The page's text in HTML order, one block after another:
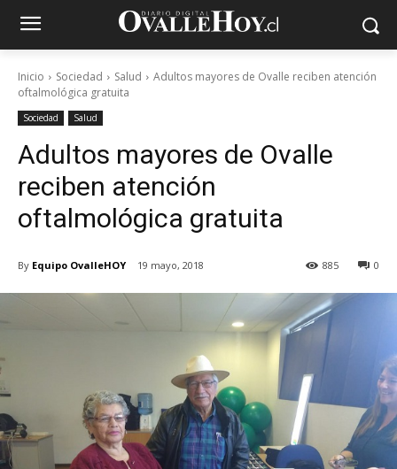
Inicio Sociedad Salud
Adultos mayores de Ovalle reciben atención
oftalmológica gratuita
Sociedad Salud
Adultos mayores de Ovalle
reciben atención
oftalmológica gratuita
By Equipo OvalleHOY 19 mayo, 2018 0
885